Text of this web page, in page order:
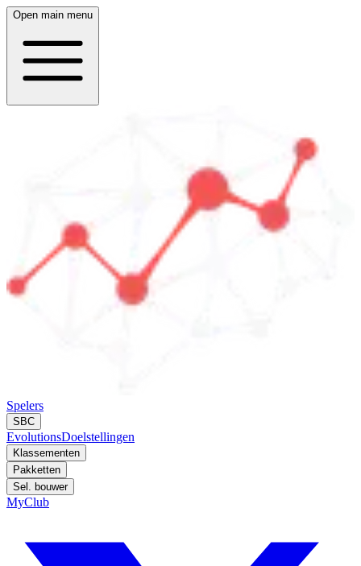
Open main menu
Spelers
SBC
EvolutionsDoelstellingen
Klassementen
Pakketten
Sel. bouwer
MyClub